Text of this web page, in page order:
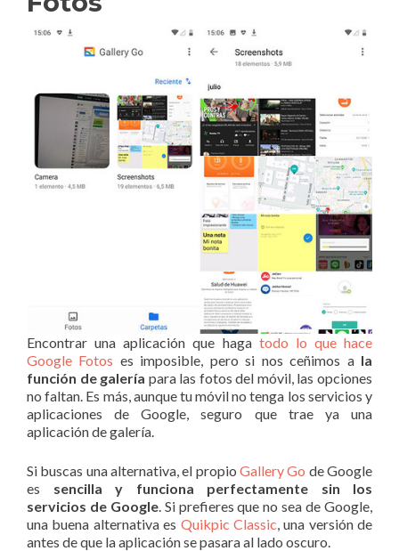
Encontrar una aplicación que haga todo lo que hace
Google Fotos es imposible, pero si nos ceñimos a la
función de galería para las fotos del móvil, las opciones
no faltan. Es más, aunque tu móvil no tenga los servicios y
aplicaciones de Google, seguro que trae ya una
aplicación de galería.
Si buscas una alternativa, el propio Gallery Go de Google
es sencilla y funciona perfectamente sin los
servicios de Google. Si prefieres que no sea de Google,
una buena alternativa es Quikpic Classic , una versión de
antes de que la aplicación se pasara al lado oscuro.